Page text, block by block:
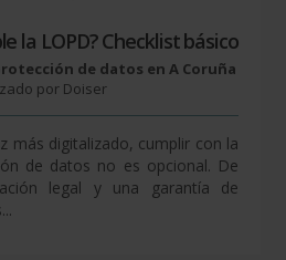
la LOPD? Checklist básico
de datos en A Coruña
por Doiser
más digitalizado, cumplir con la
de datos no es opcional. De
legal y una garantía de